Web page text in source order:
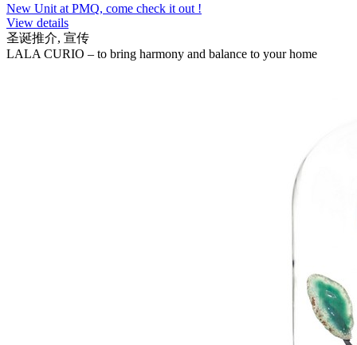
New Unit at PMQ, come check it out !
View details
圣诞推介, 宣传
LALA CURIO – to bring harmony and balance to your home